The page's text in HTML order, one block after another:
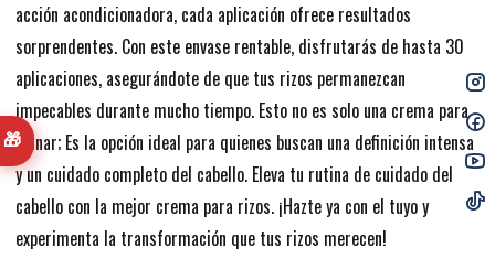
🎁
acción acondicionadora, cada aplicación ofrece resultados
sorprendentes. Con este envase rentable, disfrutarás de hasta 30
aplicaciones, asegurándote de que tus rizos permanezcan
impecables durante mucho tiempo. Esto no es solo una crema para
peinar; Es la opción ideal para quienes buscan una definición intensa
y un cuidado completo del cabello. Eleva tu rutina de cuidado del
cabello con la mejor crema para rizos. ¡Hazte ya con el tuyo y
experimenta la transformación que tus rizos merecen!